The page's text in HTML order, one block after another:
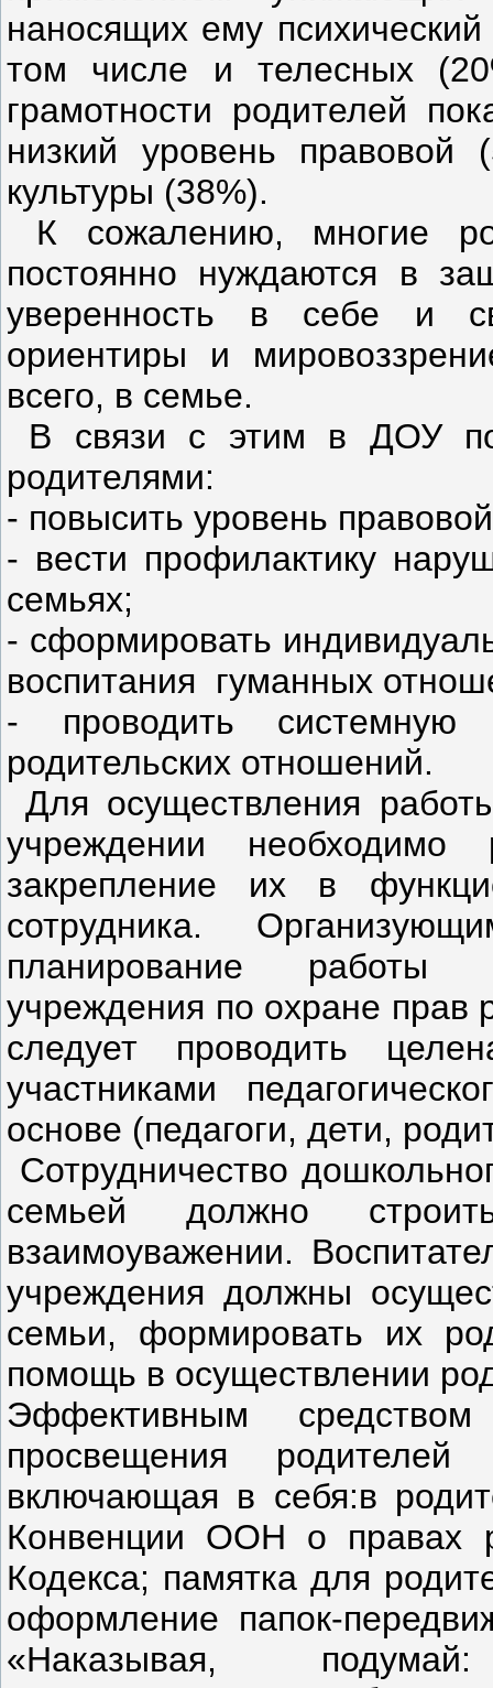
наносящих ему
том числе и телесных
грамотности родителей
низкий уровень правовой
культуры (38%).
К сожалению, многие
постоянно нуждаются в
уверенность в себе и
ориентиры и
всего, в семье.
В связи с этим в ДОУ
родителями:
- повысить уровень
- вести профилактику
семьях;
- сформировать
воспитания гуманных
- проводить системную
родительских отношений.
Для осуществления
учреждении необходимо
закрепление их в
сотрудника.
планирование работы
учреждения по охране прав
следует проводить
участниками
основе (педагоги, дети,
Сотрудничество
семьей должно
взаимоуважении.
учреждения должны
семьи, формировать их
помощь в осуществлении
Эффективным средством
просвещения родителей
включающая в себя:в
Конвенции ООН о правах
Кодекса; памятка для
оформление папок-
«Наказывая,